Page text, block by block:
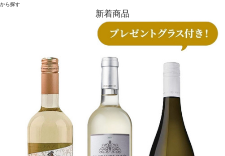
から探す
新着商品